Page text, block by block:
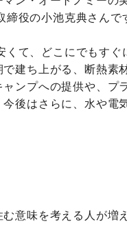
役の小池克典さんで
て、どこにでもす
建ち上がる、断熱素
ンプへの提供や、プ
後はさらに、水や電
意味を考える人が